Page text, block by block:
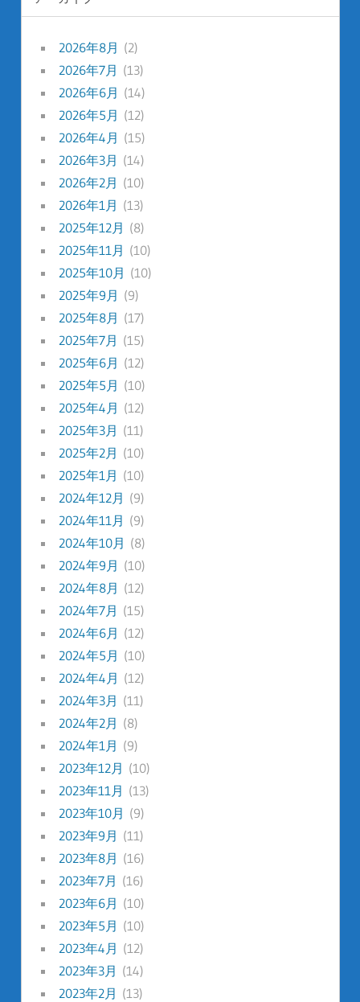
2026年8月 (2)
2026年7月 (13)
2026年6月 (14)
2026年5月 (12)
2026年4月 (15)
2026年3月 (14)
2026年2月 (10)
2026年1月 (13)
2025年12月 (8)
2025年11月 (10)
2025年10月 (10)
2025年9月 (9)
2025年8月 (17)
2025年7月 (15)
2025年6月 (12)
2025年5月 (10)
2025年4月 (12)
2025年3月 (11)
2025年2月 (10)
2025年1月 (10)
2024年12月 (9)
2024年11月 (9)
2024年10月 (8)
2024年9月 (10)
2024年8月 (12)
2024年7月 (15)
2024年6月 (12)
2024年5月 (10)
2024年4月 (12)
2024年3月 (11)
2024年2月 (8)
2024年1月 (9)
2023年12月 (10)
2023年11月 (13)
2023年10月 (9)
2023年9月 (11)
2023年8月 (16)
2023年7月 (16)
2023年6月 (10)
2023年5月 (10)
2023年4月 (12)
2023年3月 (14)
2023年2月 (13)